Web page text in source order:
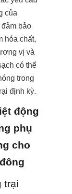
của
bảo
hóa chất,
vị và
có thể
trong
định kỳ.
động
phụ
cho
trại